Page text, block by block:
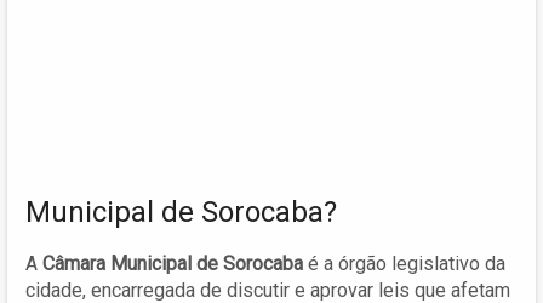
Municipal de Sorocaba?
A Câmara Municipal de Sorocaba é a órgão legislativo da
cidade, encarregada de discutir e aprovar leis que afetam